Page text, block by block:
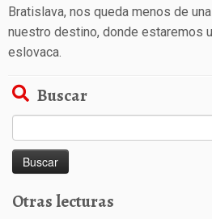
Bratislava, nos queda menos de
nuestro destino, donde estaremos
eslovaca.
Buscar
Otras lecturas